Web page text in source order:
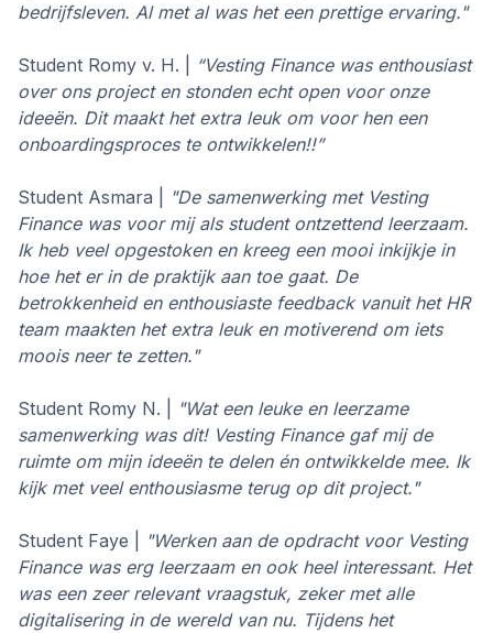
bedrijfsleven. Al met al was het een prettige ervaring."
Student Romy v. H. |
“Vesting Finance was enthousiast
over ons project en stonden echt open voor onze
ideeën. Dit maakt het extra leuk om voor hen een
onboardingsproces te ontwikkelen!!”
Student Asmara |
"De samenwerking met Vesting
Finance was voor mij als student ontzettend leerzaam.
Ik heb veel opgestoken en kreeg een mooi inkijkje in
hoe het er in de praktijk aan toe gaat. De
betrokkenheid en enthousiaste feedback vanuit het HR
team maakten het extra leuk en motiverend om iets
moois neer te zetten."
Student Romy N. |
"Wat een leuke en leerzame
samenwerking was dit! Vesting Finance gaf mij de
ruimte om mijn ideeën te delen én ontwikkelde mee. Ik
kijk met veel enthousiasme terug op dit project."
Student Faye |
"Werken aan de opdracht voor Vesting
Finance was erg leerzaam en ook heel interessant. Het
was een zeer relevant vraagstuk, zeker met alle
digitalisering in de wereld van nu. Tijdens het